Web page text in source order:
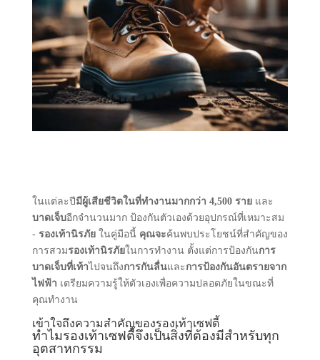
ในแต่ละปี มีผู้เสียชีวิตในที่ทํางานมากกว่า 4,500 ราย และ
บาดเจ็บอีกจํานวนมาก ป้องกันตัวเองด้วยอุปกรณ์ที่เหมาะสม
- รองเท้านิรภัย ในคู่มือนี้ คุณจะค้นพบประโยชน์ที่สําคัญของ
การสวมรองเท้านิรภัยในการทํางาน ตั้งแต่การป้องกันการ
บาดเจ็บที่เท้าไปจนถึงการกันลื่นและ การป้องกันอันตรายจาก
ไฟฟ้า เตรียมความรู้ให้ตัวเองเพื่อความปลอดภัยในขณะที่
คุณทํางาน
เข้าใจถึงความสําคัญของรองเท้าเซฟตี้
ทําไมรองเท้าเซฟตี้จึงเป็นสิ่งที่ต้องมีสําหรับทุก
อุตสาหกรรม